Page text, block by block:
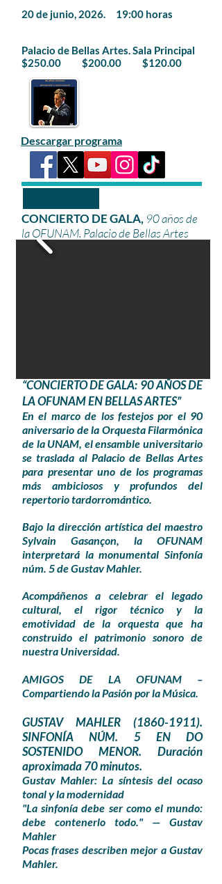
20 de junio, 2026. 19:00 horas
Palacio de Bellas Artes. Sala Principal
$250.00 $200.00 $120.00
Descargar programa
CONCIERTO DE GALA, 90 años de
la OFUNAM. Palacio de Bellas Artes
“CONCIERTO DE GALA: 90 AÑOS DE
LA OFUNAM EN BELLAS ARTES”
En el marco de los festejos por el 90
aniversario de la Orquesta Filarmónica
de la UNAM, el ensamble universitario
se traslada al Palacio de Bellas Artes
para presentar uno de los programas
más ambiciosos y profundos del
repertorio tardorromántico.
Bajo la dirección artística del maestro
Sylvain Gasançon, la OFUNAM
interpretará la monumental Sinfonía
núm. 5 de Gustav Mahler.
Acompáñenos a celebrar el legado
cultural, el rigor técnico y la
emotividad de la orquesta que ha
construido el patrimonio sonoro de
nuestra Universidad.
​​​AMIGOS DE LA OFUNAM –
Compartiendo la Pasión por la Música.
GUSTAV MAHLER (1860-1911).
SINFONÍA NÚM. 5 EN DO
SOSTENIDO MENOR. Duración
aproximada 70 minutos.
Gustav Mahler: La síntesis del ocaso
tonal y la modernidad
"La sinfonía debe ser como el mundo:
debe contenerlo todo." — Gustav
Mahler
Pocas frases describen mejor a Gustav
Mahler.